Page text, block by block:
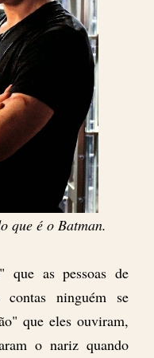
que é o Batman.
as pessoas de
contas ninguém se
que eles ouviram,
o nariz quando